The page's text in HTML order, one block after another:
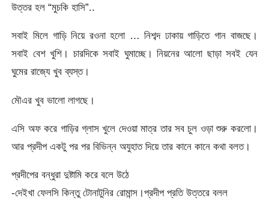
উত্তর হল “মুচকি হাসি”..
সবাই মিলে গাড়ি নিয়ে রওনা হলো … নিশব্দ ঢাকায় গাড়িতে গান বাজছে।
সবাই বেশ খুশি। চারদিকে সবাই ঘুমাচ্ছে। নিয়নের আলো ছাড়া সবই যেন
ঘুমের রাজ্যে খুব ব্যস্ত।
মৌএর খুব ভালো লাগছে।
এসি অফ করে গাড়ির গ্লাস খুলে দেওয়া মাত্র তার সব চুল ওড়া শুরু করলো।
আর প্রদীপ একটু পর পর বিভিন্ন অযুহাত দিয়ে তার কানে কানে কথা বলত।
প্রদীপের বন্ধুরা দুষ্টামি করে বলে উঠে
-দেইখা ফেলসি কিন্তু টোনাটুনির রোমান্স।প্রদীপ প্রতি উত্তরে বলল